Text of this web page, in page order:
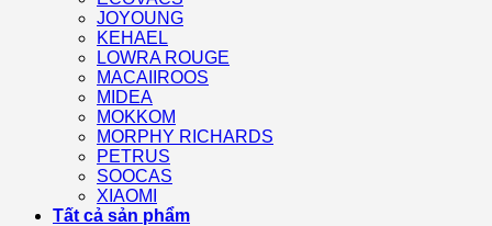
JOYOUNG
KEHAEL
LOWRA ROUGE
MACAIIROOS
MIDEA
MOKKOM
MORPHY RICHARDS
PETRUS
SOOCAS
XIAOMI
Tất cả sản phẩm